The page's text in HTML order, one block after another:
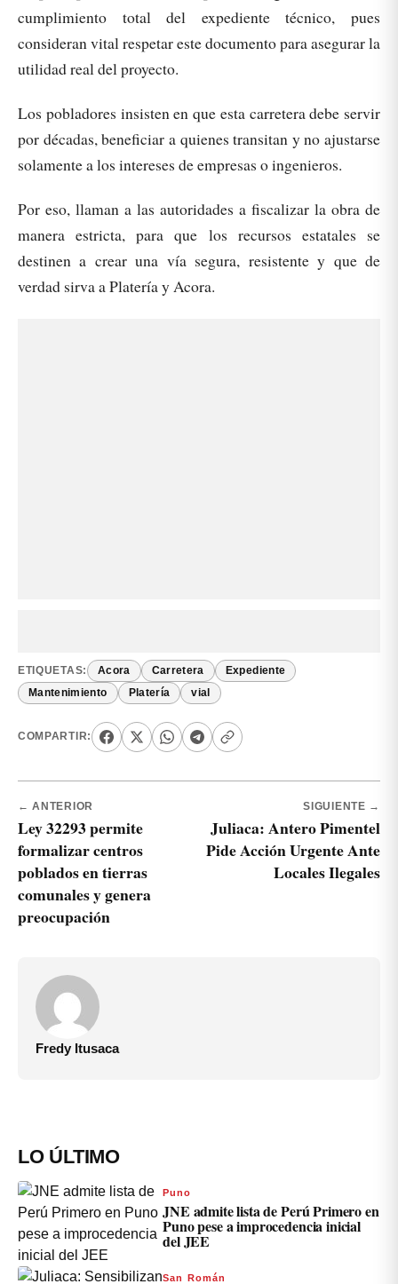
cumplimiento total del expediente técnico, pues
consideran vital respetar este documento para asegurar la
utilidad real del proyecto.
Los pobladores insisten en que esta carretera debe servir
por décadas, beneficiar a quienes transitan y no ajustarse
solamente a los intereses de empresas o ingenieros.
Por eso, llaman a las autoridades a fiscalizar la obra de
manera estricta, para que los recursos estatales se
destinen a crear una vía segura, resistente y que de
verdad sirva a Platería y Acora.
ETIQUETAS: Acora Carretera Expediente
Mantenimiento Platería vial
COMPARTIR:
← ANTERIOR
Ley 32293 permite
formalizar centros
poblados en tierras
comunales y genera
preocupación
SIGUIENTE →
Juliaca: Antero Pimentel
Pide Acción Urgente Ante
Locales Ilegales
Fredy Itusaca
LO ÚLTIMO
Puno
JNE admite lista de Perú Primero en
Puno pese a improcedencia inicial
del JEE
San Román